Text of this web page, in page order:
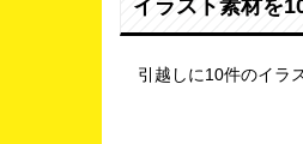
イラスト素材を
引越しに10件のイラ